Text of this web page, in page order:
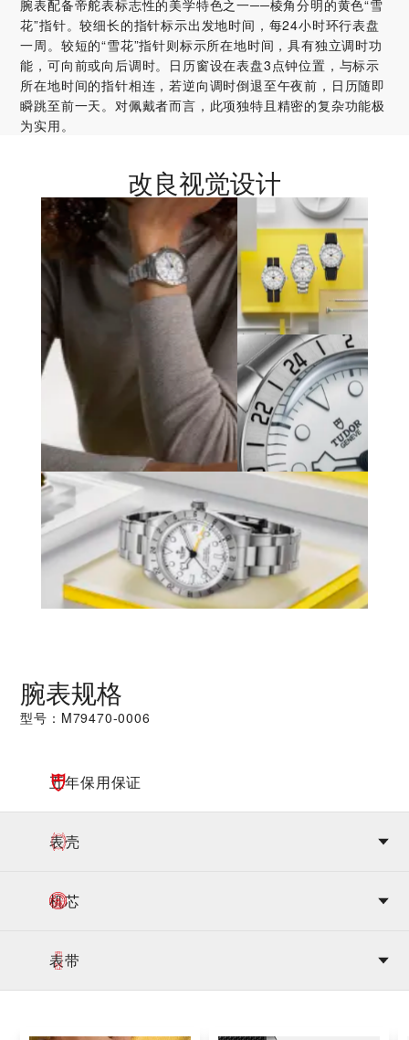
腕表配备帝舵表标志性的美学特色之一──棱角分明的黄色“雪
花”指针。较细长的指针标示出发地时间，每24小时环行表盘
一周。较短的“雪花”指针则标示所在地时间，具有独立调时功
能，可向前或向后调时。日历窗设在表盘3点钟位置，与标示
所在地时间的指针相连，若逆向调时倒退至午夜前，日历随即
瞬跳至前一天。对佩戴者而言，此项独特且精密的复杂功能极
为实用。
改良视觉设计
腕表规格
型号：M79470-0006
五年保用保证
表壳
机芯
表带